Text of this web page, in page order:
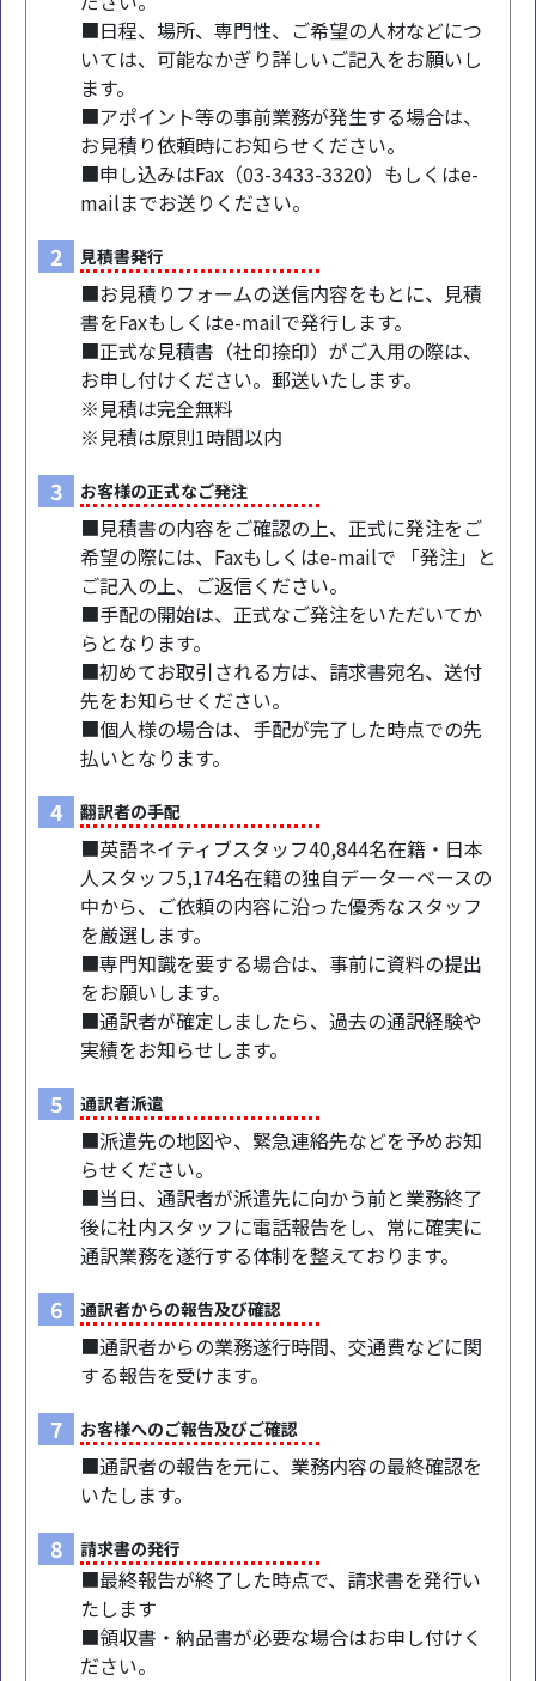
■日程、場所、専門性、ご希望の人材などにつ
いては、可能なかぎり詳しいご記入をお願いし
ます。
■アポイント等の事前業務が発生する場合は、
お見積り依頼時にお知らせください。
■申し込みはFax（03-3433-3320）もしくはe-
mailまでお送りください。
2 見積書発行
■お見積りフォームの送信内容をもとに、見積
書をFaxもしくはe-mailで発行します。
■正式な見積書（社印捺印）がご入用の際は、
お申し付けください。郵送いたします。
※見積は完全無料
※見積は原則1時間以内
3 お客様の正式なご発注
■見積書の内容をご確認の上、正式に発注をご
希望の際には、Faxもしくはe-mailで 「発注」と
ご記入の上、ご返信ください。
■手配の開始は、正式なご発注をいただいてか
らとなります。
■初めてお取引される方は、請求書宛名、送付
先をお知らせください。
■個人様の場合は、手配が完了した時点での先
払いとなります。
4 翻訳者の手配
■英語ネイティブスタッフ40,844名在籍・日本
人スタッフ5,174名在籍の独自データーベースの
中から、ご依頼の内容に沿った優秀なスタッフ
を厳選します。
■専門知識を要する場合は、事前に資料の提出
をお願いします。
■通訳者が確定しましたら、過去の通訳経験や
実績をお知らせします。
5 通訳者派遣
■派遣先の地図や、緊急連絡先などを予めお知
らせください。
■当日、通訳者が派遣先に向かう前と業務終了
後に社内スタッフに電話報告をし、常に確実に
通訳業務を遂行する体制を整えております。
6 通訳者からの報告及び確認
■通訳者からの業務遂行時間、交通費などに関
する報告を受けます。
7 お客様へのご報告及びご確認
■通訳者の報告を元に、業務内容の最終確認を
いたします。
8 請求書の発行
■最終報告が終了した時点で、請求書を発行い
たします
■領収書・納品書が必要な場合はお申し付けく
ださい。